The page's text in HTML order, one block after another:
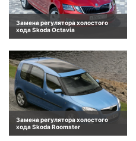
Замена регулятора холостого
хода Skoda Octavia
Замена регулятора холостого
хода Skoda Roomster